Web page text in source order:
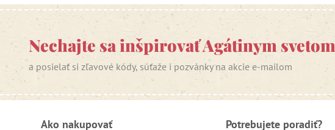
Nechajte sa inšpirovať Agátinym svetom
a posielať si zľavové kódy, súťaže i pozvánky na akcie e-mailom
Ako nakupovať Potrebujete poradiť?